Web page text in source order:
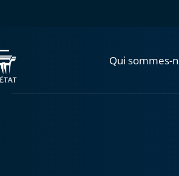
Qui sommes-